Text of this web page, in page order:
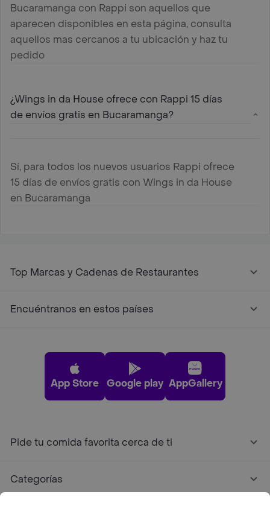
Bucaramanga con Rappi son aquellos que
aparecen disponibles en esta página, consulta
aquellos mas cercanos a tu ubicación y haz tu
pedido
¿Wings in da House ofrece con Rappi 15 días
de envíos gratis en Bucaramanga?
Sí, para todos los nuevos usuarios Rappi ofrece
15 días de envíos gratis con Wings in da House
en Bucaramanga
Top Marcas y Cadenas de Restaurantes
Encuéntranos en estos países
App Store Google play AppGallery
Pide tu comida favorita cerca de ti
Categorías